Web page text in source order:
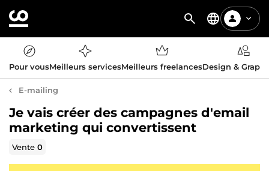
Pour vousMeilleurs servicesMeilleurs freelancesDesign &
E-mailing
Je vais créer des campagnes d'email
marketing qui convertissent
Vente0